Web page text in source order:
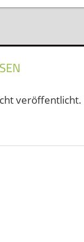
veröffentlicht.